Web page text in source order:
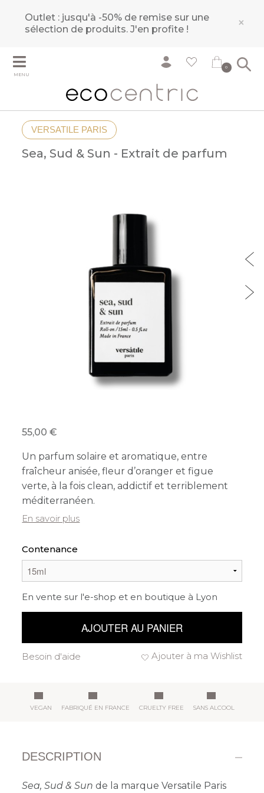
Outlet : jusqu'à -50% de remise sur une
sélection de produits.J'en profite ! ×
MENU
0
VERSATILE PARIS
Sea, Sud & Sun - Extrait de parfum
55,00
Un parfum solaire et aromatique, entre
fraîcheur anisée, fleur d’oranger et figue
verte, à la fois clean, addictif et terriblement
méditerranéen.
En savoir plus
Contenance
En vente sur l'e-shop et en boutique à Lyon
AJOUTER AU PANIER
Ajouter à ma Wishlist
Besoin d'aide
VEGAN FABRIQUÉ EN FRANCE CRUELTY FREE SANS ALCOOL
DESCRIPTION
Sea, Sud & Sun de la marque Versatile Paris